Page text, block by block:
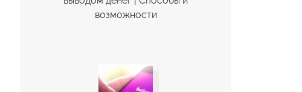
возможности